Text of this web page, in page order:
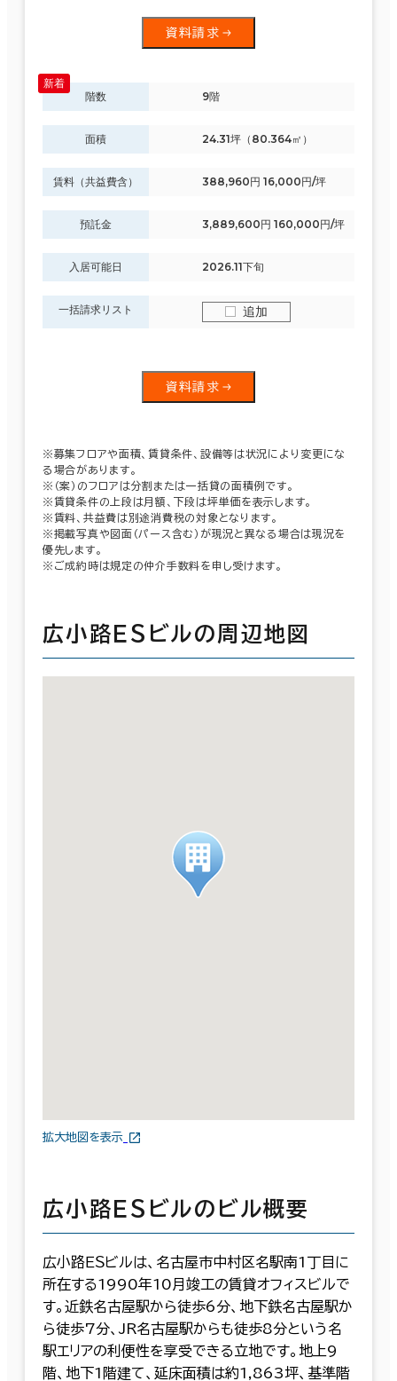
資料請求
階数 9階
面積 24.31坪（80.364㎡）
賃料（共益費含） 388,960円 16,000円/坪
預託金 3,889,600円 160,000円/坪
入居可能日 2026.11下旬
一括請求リスト 追加
資料請求
※募集フロアや面積、賃貸条件、設備等は状況により変更にな
る場合があります。
※（案）のフロアは分割または一括貸の面積例です。
※賃貸条件の上段は月額、下段は坪単価を表示します。
※賃料、共益費は別途消費税の対象となります。
※掲載写真や図面（パース含む）が現況と異なる場合は現況を
優先します。
※ご成約時は規定の仲介手数料を申し受けます。
広小路ＥＳビルの周辺地図
拡大地図を表示
広小路ＥＳビルのビル概要
広小路ＥＳビルは、名古屋市中村区名駅南1丁目に
所在する1990年10月竣工の賃貸オフィスビルで
す。近鉄名古屋駅から徒歩6分、地下鉄名古屋駅か
ら徒歩7分、JR名古屋駅からも徒歩8分という名
駅エリアの利便性を享受できる立地です。地上9
階、地下1階建て、延床面積は約1,863坪、基準階